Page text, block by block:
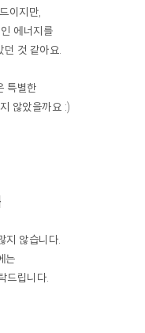
이지만,
에너지를
것 같아요.
특별한
않았을까요 :)
지 않습니다.
는
드립니다.